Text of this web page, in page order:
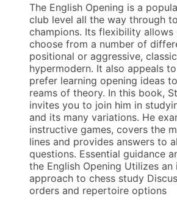
The English Opening is a
club level all the way through
champions. Its flexibility allows
choose from a number of
positional or aggressive,
hypermodern. It also appeals
prefer learning opening ideas
reams of theory. In this book,
invites you to join him in
and its many variations. He
instructive games, covers the
lines and provides answers to
questions. Essential guidance
the English Opening Utilizes an
approach to chess study
orders and repertoire options